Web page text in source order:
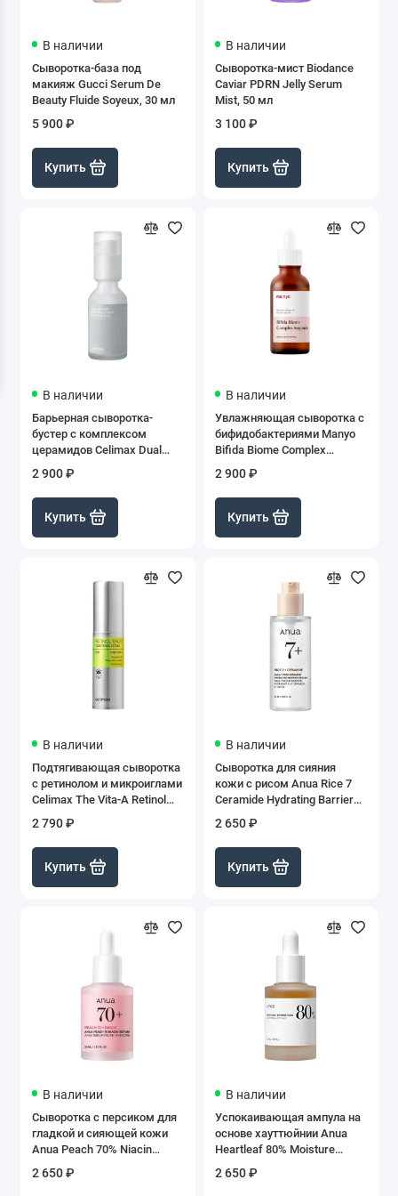
В наличии
Сыворотка-база под
макияж Gucci Serum De
Beauty Fluide Soyeux, 30 мл
5 900 ₽
Купить
В наличии
Сыворотка-мист Biodance
Caviar PDRN Jelly Serum
Mist, 50 мл
3 100 ₽
Купить
В наличии
Барьерная сыворотка-
бустер с комплексом
церамидов Celimax Dual
2 900 ₽
Купить
В наличии
Увлажняющая сыворотка с
бифидобактериями Manyo
Bifida Biome Complex
2 900 ₽
Купить
В наличии
Подтягивающая сыворотка
с ретинолом и микроиглами
Celimax The Vita-A Retinol
2 790 ₽
Купить
В наличии
Сыворотка для сияния
кожи с рисом Anua Rice 7
Ceramide Hydrating Barrier
2 650 ₽
Купить
В наличии
Сыворотка с персиком для
гладкой и сияющей кожи
Anua Peach 70% Niacin
2 650 ₽
В наличии
Успокаивающая ампула на
основе хауттюйнии Anua
Heartleaf 80% Moisture
2 650 ₽